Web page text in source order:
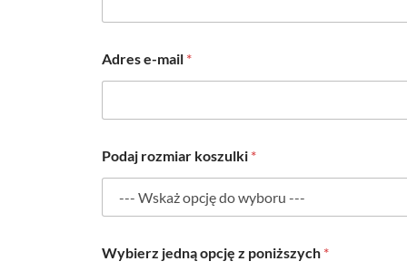
Adres e-mail *
Podaj rozmiar koszulki *
Wybierz jedną opcję z poniższych *